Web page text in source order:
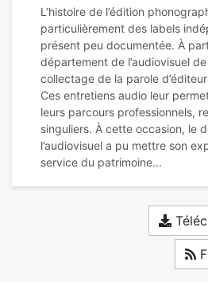
L’histoire de l’édition
particulièrement des labels
présent peu documentée. À
département de l’audiovisuel
collectage de la parole
Ces entretiens audio leur
leurs parcours professionnels,
singuliers. À cette occasion, le
l’audiovisuel a pu mettre son